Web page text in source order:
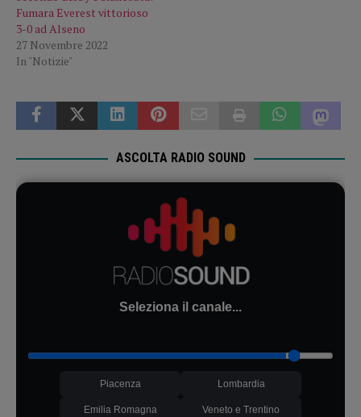
Fumara Everest vittorioso
3-0 ad Alseno
27 Novembre 2022
In "Notizie"
ASCOLTA RADIO SOUND
Seleziona il canale...
Piacenza Lombardia
Emilia Romagna Veneto e Trentino